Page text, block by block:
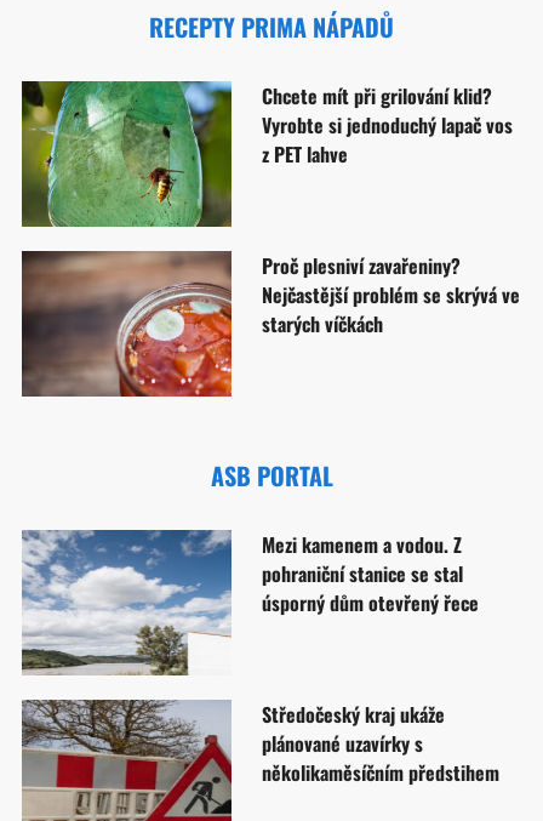
RECEPTY PRIMA NÁPADŮ
Chcete mít při grilování klid?
Vyrobte si jednoduchý lapač vos
z PET lahve
Proč plesniví zavařeniny?
Nejčastější problém se skrývá ve
starých víčkách
ASB PORTAL
Mezi kamenem a vodou. Z
pohraniční stanice se stal
úsporný dům otevřený řece
Středočeský kraj ukáže
plánované uzavírky s
několikaměsíčním předstihem